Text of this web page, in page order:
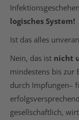
logisches System!
Ist das alles
Nein, das ist nicht
mindestens bis zur
durch Impfungen–
gesellschaftlich,